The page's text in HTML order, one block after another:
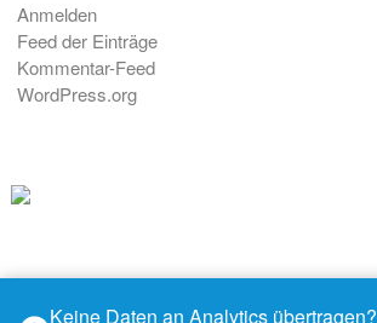
Anmelden
Feed der Einträge
Kommentar-Feed
WordPress.org
Keine Daten an Analytics übertragen?